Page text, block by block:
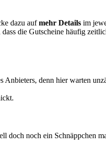
dazu aufmehr Details im
die Gutscheine häufig
Anbieters, denn hier warten
doch noch ein Schnäppchen